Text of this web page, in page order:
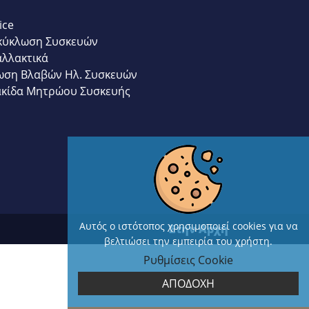
Συσκευών
Βλαβών Ηλ. Συσκευών
Μητρώου Συσκευής
Στην Αρχή
Αυτός ο ιστότοπος χρησιμοποιεί cookies για να
βελτιώσει την εμπειρία του χρήστη.
Ρυθμίσεις Cookie
ΑΠΟΔΟΧΗ